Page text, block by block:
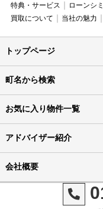
特典・サービス
ローンシ
買取について
当社の魅力
トップページ
町名から検索
お気に入り物件一覧
アドバイザー紹介
会社概要